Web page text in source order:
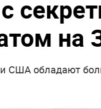
на
США обладают